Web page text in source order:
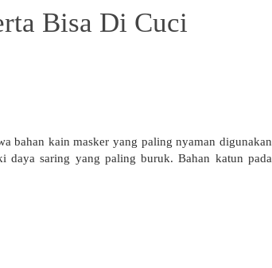
Bisa Di Cuci
bahan kain masker yang paling nyaman digunakan
daya saring yang paling buruk. Bahan katun pada